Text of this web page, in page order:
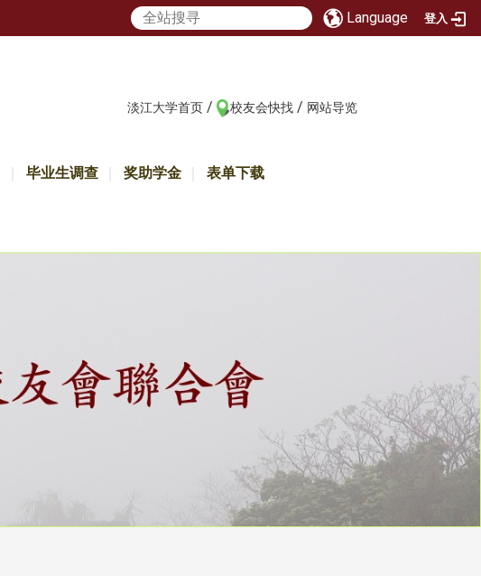
Language 登入
淡江大学首页 / 校友会快找 / 网站导览
毕业生调查 奖助学金 表单下载